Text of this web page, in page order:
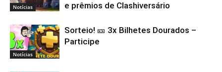
Notícias
e prêmios de Clashiversário
Notícias
Sorteio! 🎫 3x Bilhetes Dourados –
Participe